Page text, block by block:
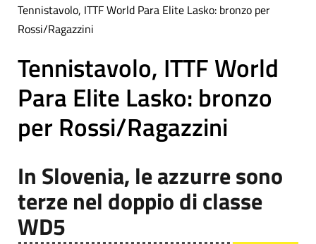
Tennistavolo, ITTF World Para Elite Lasko: bronzo per
Rossi/Ragazzini
Tennistavolo, ITTF World
Para Elite Lasko: bronzo
per Rossi/Ragazzini
In Slovenia, le azzurre sono
terze nel doppio di classe
WD5